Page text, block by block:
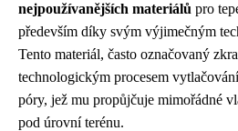
nejpoužívanějších materiálů pro
především díky svým výjimečným
Tento materiál, často označovaný
technologickým procesem
póry, jež mu propůjčuje mimořádné
pod úrovní terénu.